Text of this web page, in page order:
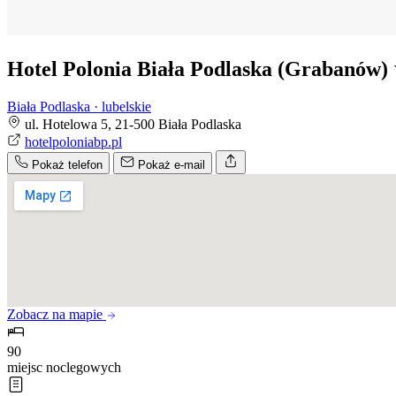
Hotel Polonia Biała Podlaska (Grabanów)
Biała Podlaska · lubelskie
ul. Hotelowa 5, 21-500 Biała Podlaska
hotelpoloniabp.pl
Pokaż telefon Pokaż e-mail
Zobacz na mapie
90
miejsc noclegowych